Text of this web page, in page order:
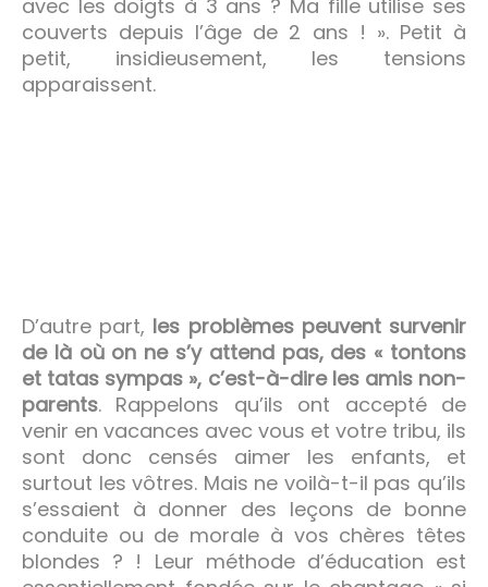
avec les doigts à 3 ans ? Ma fille utilise ses
couverts depuis l’âge de 2 ans ! ». Petit à
petit, insidieusement, les tensions
apparaissent.
D’autre part, les problèmes peuvent survenir
de là où on ne s’y attend pas, des « tontons
et tatas sympas », c’est-à-dire les amis non-
parents. Rappelons qu’ils ont accepté de
venir en vacances avec vous et votre tribu, ils
sont donc censés aimer les enfants, et
surtout les vôtres. Mais ne voilà-t-il pas qu’ils
s’essaient à donner des leçons de bonne
conduite ou de morale à vos chères têtes
blondes ? ! Leur méthode d’éducation est